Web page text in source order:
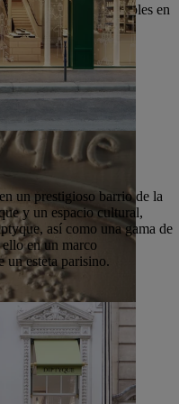
de vidrio más notables en
otros.
un prestigioso barrio de la
y un espacio cultural,
así como una gama de
en un marco
un esteta parisino.